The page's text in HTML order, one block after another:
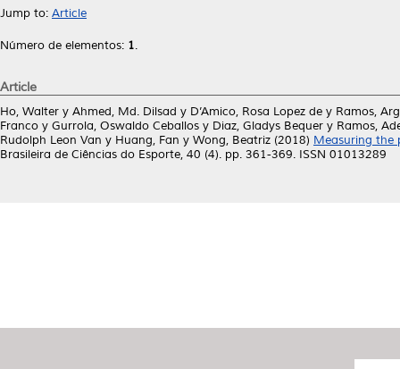
Jump to: Article
Número de elementos: 1.
Article
Ho, Walter y Ahmed, Md. Dilsad y D’Amico, Rosa Lopez de y Ramos,
Franco y Gurrola, Oswaldo Ceballos y Diaz, Gladys Bequer y Ramos,
Rudolph Leon Van y Huang, Fan y Wong, Beatriz (2018) Measuring the
Brasileira de Ciências do Esporte, 40 (4). pp. 361-369. ISSN 01013289